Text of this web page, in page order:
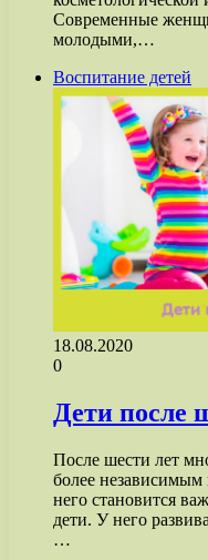
Современные
молодыми,…
Воспитание детей
18.08.2020
0
Дети после
После шести лет
более независимым
него становится
дети. У него
…